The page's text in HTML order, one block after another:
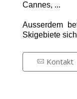
Cannes, ...
Ausserdem
Skigebiete
Kontakt